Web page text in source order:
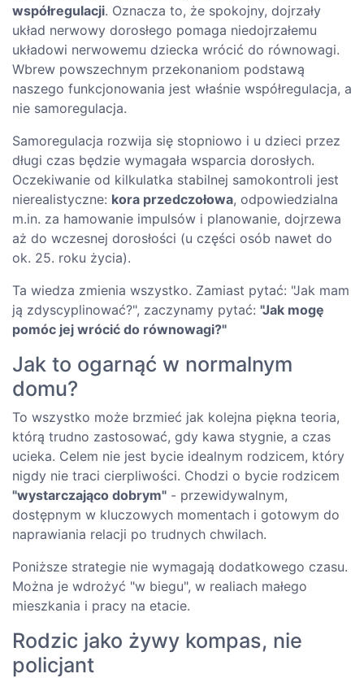
współregulacji. Oznacza to, że spokojny, dojrzały
układ nerwowy dorosłego pomaga niedojrzałemu
układowi nerwowemu dziecka wrócić do równowagi.
Wbrew powszechnym przekonaniom podstawą
naszego funkcjonowania jest właśnie współregulacja, a
nie samoregulacja.
Samoregulacja rozwija się stopniowo i u dzieci przez
długi czas będzie wymagała wsparcia dorosłych.
Oczekiwanie od kilkulatka stabilnej samokontroli jest
nierealistyczne: kora przedczołowa, odpowiedzialna
m.in. za hamowanie impulsów i planowanie, dojrzewa
aż do wczesnej dorosłości (u części osób nawet do
ok. 25. roku życia).
Ta wiedza zmienia wszystko. Zamiast pytać: "Jak mam
ją zdyscyplinować?", zaczynamy pytać: "Jak mogę
pomóc jej wrócić do równowagi?"
Jak to ogarnąć w normalnym
domu?
To wszystko może brzmieć jak kolejna piękna teoria,
którą trudno zastosować, gdy kawa stygnie, a czas
ucieka. Celem nie jest bycie idealnym rodzicem, który
nigdy nie traci cierpliwości. Chodzi o bycie rodzicem
"wystarczająco dobrym" - przewidywalnym,
dostępnym w kluczowych momentach i gotowym do
naprawiania relacji po trudnych chwilach.
Poniższe strategie nie wymagają dodatkowego czasu.
Można je wdrożyć "w biegu", w realiach małego
mieszkania i pracy na etacie.
Rodzic jako żywy kompas, nie
policjant